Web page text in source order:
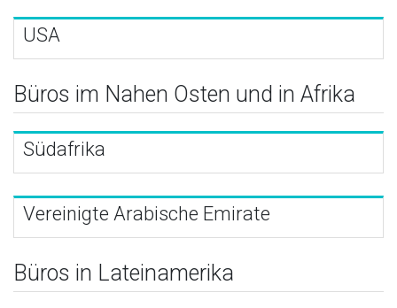
USA
Büros im Nahen Osten und in Afrika
Südafrika
Vereinigte Arabische Emirate
Büros in Lateinamerika